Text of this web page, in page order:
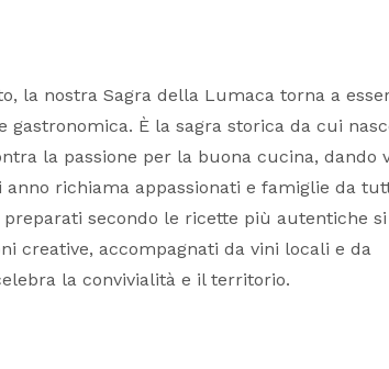
la nostra Sagra della Lumaca torna a
gastronomica. È la sagra storica da cui
la passione per la buona cucina, dando
richiama appassionati e famiglie da
secondo le ricette più autentiche si
creative, accompagnati da vini locali e da
la convivialità e il territorio.